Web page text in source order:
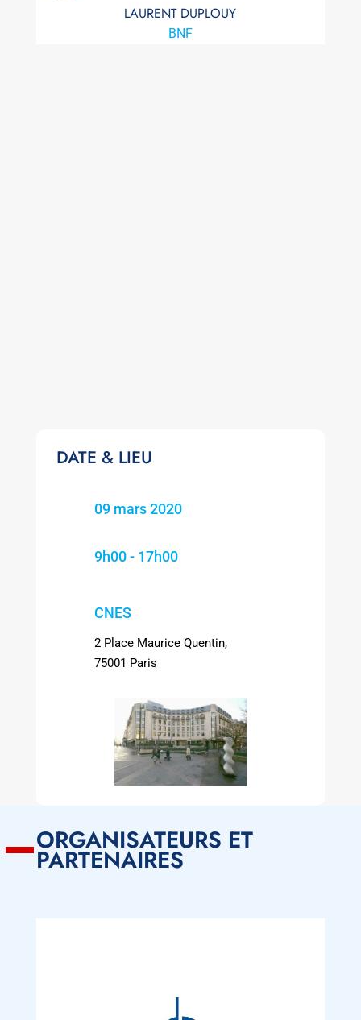
LAURENT DUPLOUY
BNF
DATE & LIEU
09 mars 2020
9h00 - 17h00
CNES
2 Place Maurice Quentin,
75001 Paris
ORGANISATEURS ET
PARTENAIRES